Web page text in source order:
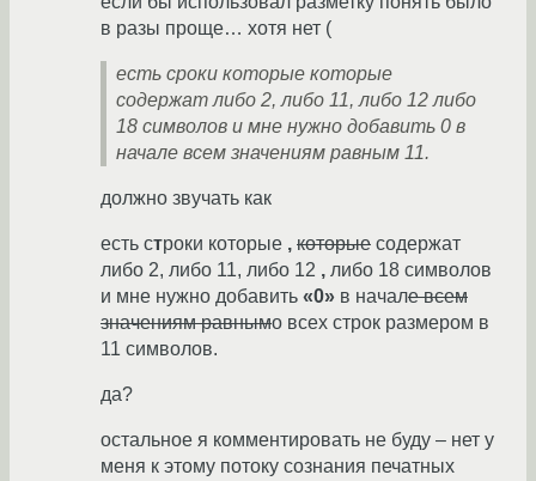
в разы проще… хотя нет (
есть сроки которые которые
содержат либо 2, либо 11, либо 12 либо
18 символов и мне нужно добавить 0 в
начале всем значениям равным 11.
должно звучать как
есть строки которые , которые содержат
либо 2, либо 11, либо 12 , либо 18 символов
и мне нужно добавить «0» в начале всем
значениям равнымо всех строк размером в
11 символов.
да?
остальное я комментировать не буду – нет у
меня к этому потоку сознания печатных